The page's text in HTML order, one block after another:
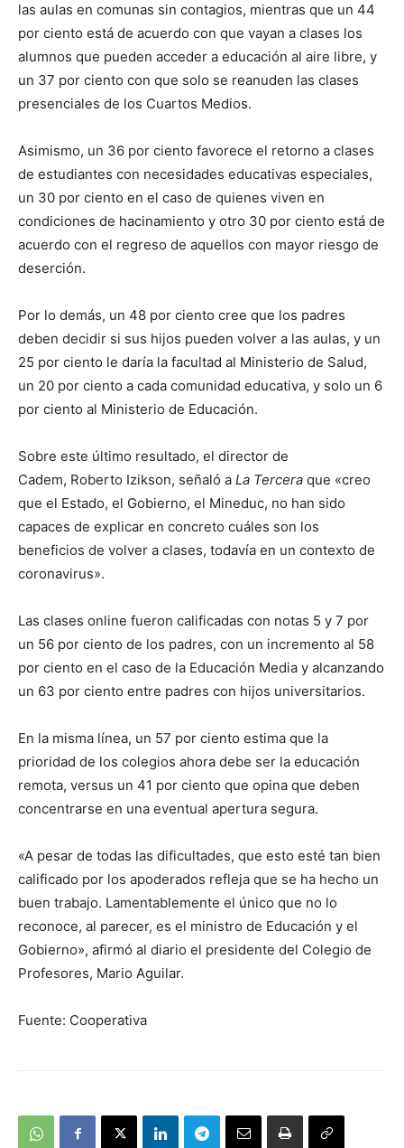
las aulas en comunas sin contagios, mientras que un 44
por ciento está de acuerdo con que vayan a clases los
alumnos que pueden acceder a educación al aire libre, y
un 37 por ciento con que solo se reanuden las clases
presenciales de los Cuartos Medios.
Asimismo, un 36 por ciento favorece el retorno a clases
de estudiantes con necesidades educativas especiales,
un 30 por ciento en el caso de quienes viven en
condiciones de hacinamiento y otro 30 por ciento está de
acuerdo con el regreso de aquellos con mayor riesgo de
deserción.
Por lo demás, un 48 por ciento cree que los padres
deben decidir si sus hijos pueden volver a las aulas, y un
25 por ciento le daría la facultad al Ministerio de Salud,
un 20 por ciento a cada comunidad educativa, y solo un 6
por ciento al Ministerio de Educación.
Sobre este último resultado, el director de
Cadem, Roberto Izikson, señaló a La Tercera que «creo
que el Estado, el Gobierno, el Mineduc, no han sido
capaces de explicar en concreto cuáles son los
beneficios de volver a clases, todavía en un contexto de
coronavirus».
Las clases online fueron calificadas con notas 5 y 7 por
un 56 por ciento de los padres, con un incremento al 58
por ciento en el caso de la Educación Media y alcanzando
un 63 por ciento entre padres con hijos universitarios.
En la misma línea, un 57 por ciento estima que la
prioridad de los colegios ahora debe ser la educación
remota, versus un 41 por ciento que opina que deben
concentrarse en una eventual apertura segura.
«A pesar de todas las dificultades, que esto esté tan bien
calificado por los apoderados refleja que se ha hecho un
buen trabajo. Lamentablemente el único que no lo
reconoce, al parecer, es el ministro de Educación y el
Gobierno», afirmó al diario el presidente del Colegio de
Profesores, Mario Aguilar.
Fuente: Cooperativa